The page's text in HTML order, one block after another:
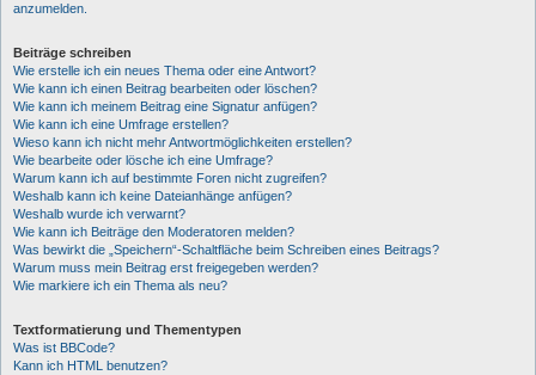
anzumelden.
Beiträge schreiben
Wie erstelle ich ein neues Thema oder eine Antwort?
Wie kann ich einen Beitrag bearbeiten oder löschen?
Wie kann ich meinem Beitrag eine Signatur anfügen?
Wie kann ich eine Umfrage erstellen?
Wieso kann ich nicht mehr Antwortmöglichkeiten erstellen?
Wie bearbeite oder lösche ich eine Umfrage?
Warum kann ich auf bestimmte Foren nicht zugreifen?
Weshalb kann ich keine Dateianhänge anfügen?
Weshalb wurde ich verwarnt?
Wie kann ich Beiträge den Moderatoren melden?
Was bewirkt die „Speichern“-Schaltfläche beim Schreiben eines Beitrags?
Warum muss mein Beitrag erst freigegeben werden?
Wie markiere ich ein Thema als neu?
Textformatierung und Thementypen
Was ist BBCode?
Kann ich HTML benutzen?